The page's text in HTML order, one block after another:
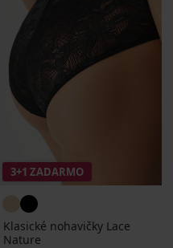
3+1 ZADARMO
Klasické nohavičky Lace
Nature